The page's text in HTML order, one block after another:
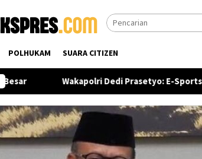
POLHUKAM SUARA CITIZEN
Wakapolri Dedi Prasetyo: E-Sports